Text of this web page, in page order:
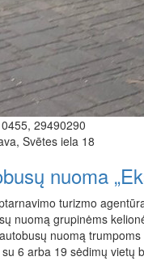
29490290
Svētes iela 18
nuoma
turizmo
nuomą grupinėms
nuomą
6 arba 19 sėdimų vietų